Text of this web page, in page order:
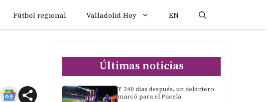
Fútbol regional Valladolid Hoy EN
Últimas noticias
Y 240 días después, un delantero
marcó para el Pucela